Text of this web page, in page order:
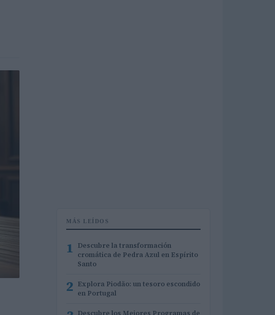
MÁS LEÍDOS
1 Descubre la transformación
cromática de Pedra Azul en Espírito
Santo
2 Explora Piodão: un tesoro escondido
en Portugal
Descubre los Mejores Programas de